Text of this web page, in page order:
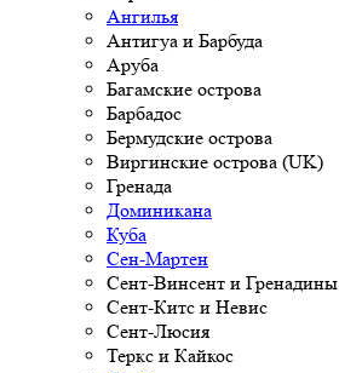
Ангилья
Антигуа и Барбуда
Аруба
Багамские острова
Барбадос
Бермудские острова
Виргинские острова (UK)
Гренада
Доминикана
Куба
Сен-Мартен
Сент-Винсент и Гренадины
Сент-Китс и Невис
Сент-Люсия
Теркс и Кайкос